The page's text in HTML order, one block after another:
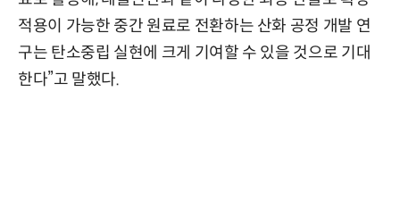
적용이 가능한 중간 원료로 전환하는 산화 공정 개발 연
구는 탄소중립 실현에 크게 기여할 수 있을 것으로 기대
한다”고 말했다.